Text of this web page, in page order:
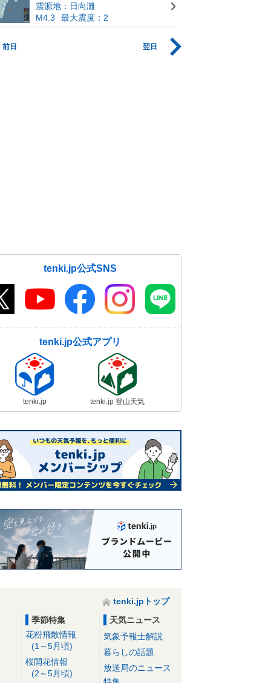
震源地：日向灘
M4.3
最大震度：2
前日 翌日
tenki.jp公式SNS
tenki.jp公式アプリ
tenki.jp tenki.jp 登山天気
tenki.jpトップ
季節特集
花粉飛散情報
(1～5月頃)
桜開花情報
(2～5月頃)
天気ニュース
気象予報士解説
暮らしの話題
放送局のニュース